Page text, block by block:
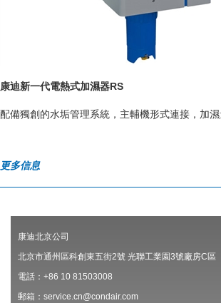
康迪新一代電熱式加濕器RS
配備獨創的水垢管理系統，主輔機形式連接，加
更多信息
康迪北京公司
北京市通州區科創東五街2號 光聯工業園3號廠房C區
電話：+86 10 81503008
郵箱：service.cn@condair.com